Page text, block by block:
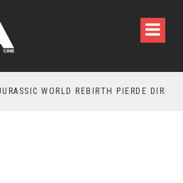
WORLD REBIRTH PIERDE